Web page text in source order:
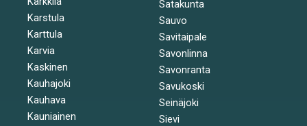
Karstula
Karttula
Karvia
Kaskinen
Kauhajoki
Kauhava
Kauniainen
Satakunta
Sauvo
Savitaipale
Savonlinna
Savonranta
Savukoski
Seinäjoki
Sievi